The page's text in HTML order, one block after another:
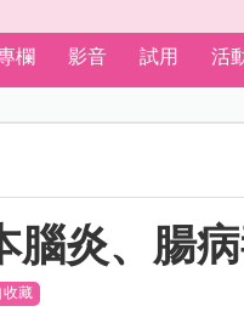
欄 影音 試用 活
腦炎、腸
收藏